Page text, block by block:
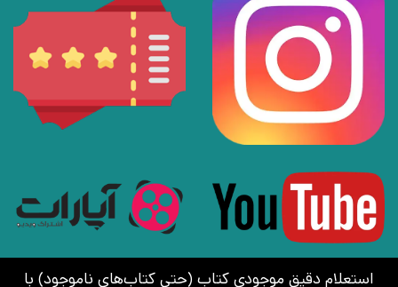
استعلام دقیق موجودی کتاب (حتی کتاب‌های ناموجود) با